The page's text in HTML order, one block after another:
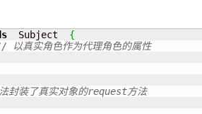
Subject {
以真实角色作为代理角色的属性
封装了真实对象的request方法